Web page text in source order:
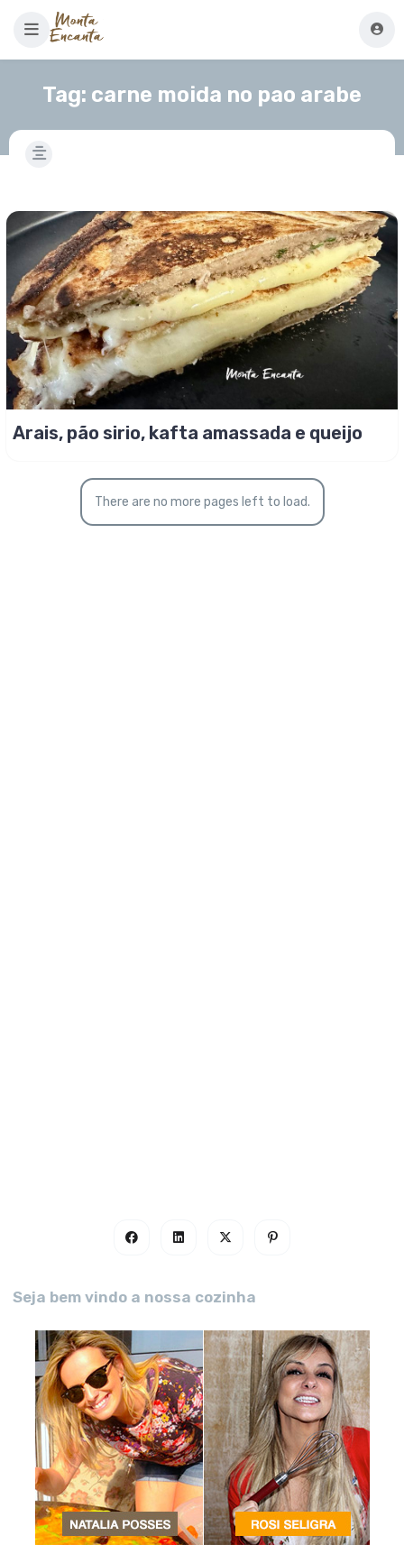
Tag: carne moida no pao arabe
Arais, pão sirio, kafta amassada e queijo
There are no more pages left to load.
Seja bem vindo a nossa cozinha